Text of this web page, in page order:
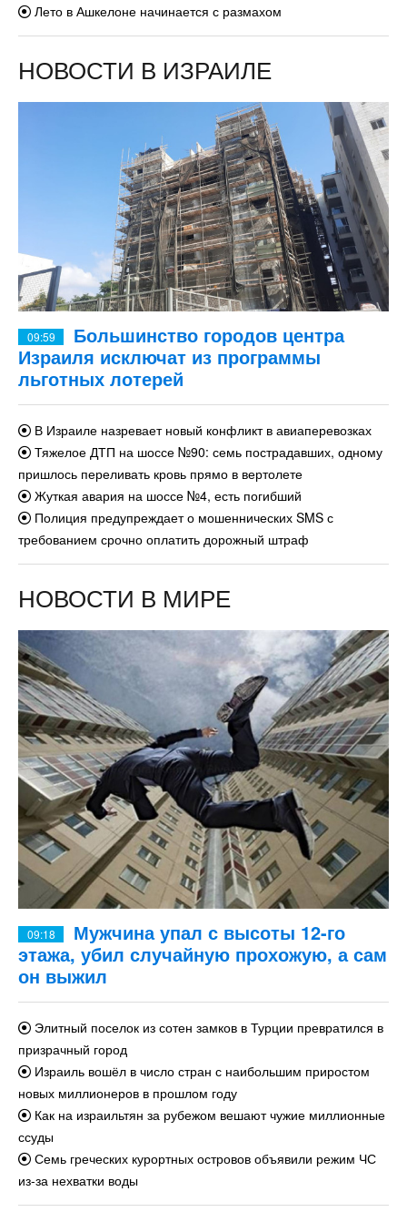
Лето в Ашкелоне начинается с размахом
НОВОСТИ В ИЗРАИЛЕ
09:59
Большинство городов центра
Израиля исключат из программы
льготных лотерей
В Израиле назревает новый конфликт в авиаперевозках
Тяжелое ДТП на шоссе №90: семь пострадавших, одному
пришлось переливать кровь прямо в вертолете
Жуткая авария на шоссе №4, есть погибший
Полиция предупреждает о мошеннических SMS с
требованием срочно оплатить дорожный штраф
НОВОСТИ В МИРЕ
09:18
Мужчина упал с высоты 12-го
этажа, убил случайную прохожую, а сам
он выжил
Элитный поселок из сотен замков в Турции превратился в
призрачный город
Израиль вошёл в число стран с наибольшим приростом
новых миллионеров в прошлом году
Как на израильтян за рубежом вешают чужие миллионные
ссуды
Семь греческих курортных островов объявили режим ЧС
из-за нехватки воды